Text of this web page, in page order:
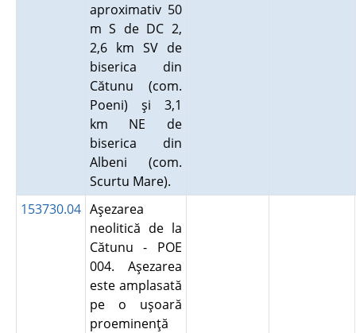
aproximativ 50
m S de DC 2,
2,6 km SV de
biserica din
Cătunu (com.
Poeni) şi 3,1
km NE de
biserica din
Albeni (com.
Scurtu Mare).
153730.04 Aşezarea
neolitică de la
Cătunu - POE
004. Aşezarea
este amplasată
pe o uşoară
proeminenţă